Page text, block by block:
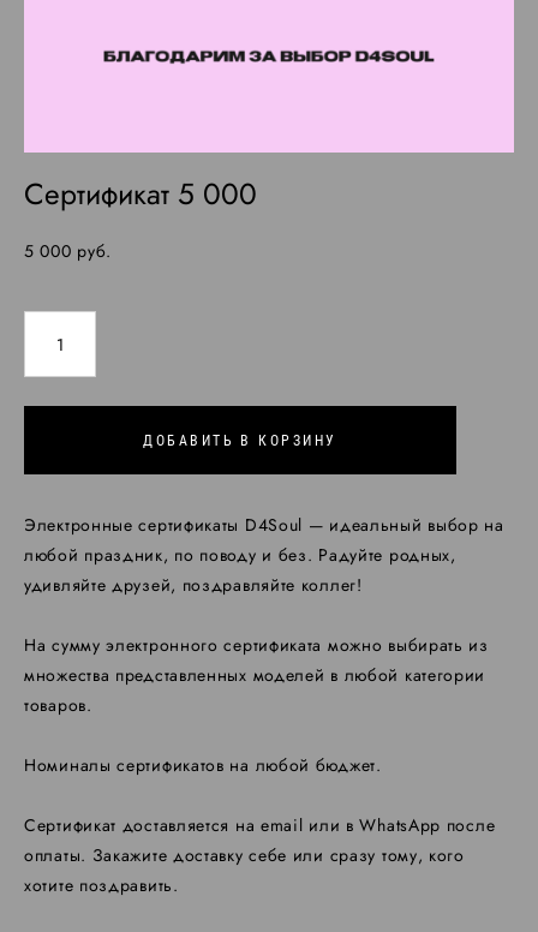
Сертификат 5 000
5 000 pуб.
ДОБАВИТЬ В КОРЗИНУ
Электронные сертификаты D4Soul — идеальный выбор на
любой праздник, по поводу и без. Радуйте родных,
удивляйте друзей, поздравляйте коллег!
На сумму электронного сертификата можно выбирать из
множества представленных моделей в любой категории
товаров.
Номиналы сертификатов на любой бюджет.
Сертификат доставляется на email или в WhatsApp после
оплаты. Закажите доставку себе или сразу тому, кого
хотите поздравить.